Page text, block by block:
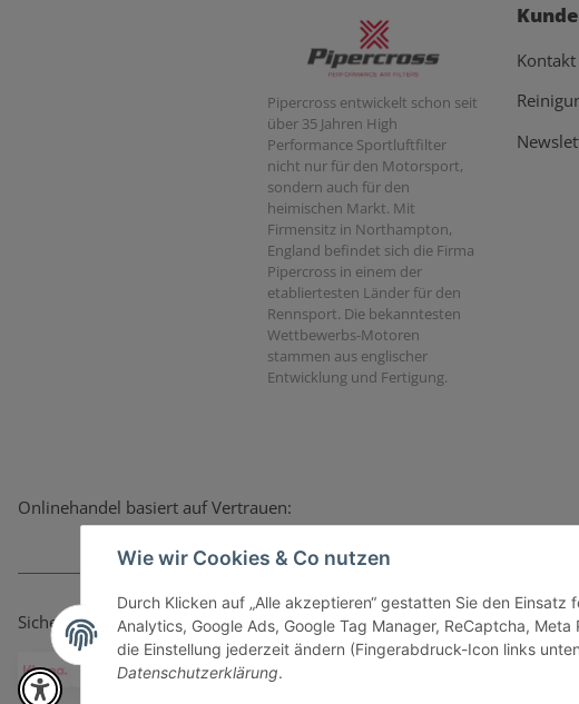
Wie wir Cookies & Co nutzen
Durch Klicken auf „Alle akzeptieren“ gestatten Sie den
Analytics, Google Ads, Google Tag Manager, ReCaptcha,
die Einstellung jederzeit ändern (Fingerabdruck-Icon links
Datenschutzerklärung.
Pipercross entwickelt schon seit
über 35 Jahren High
Performance Sportluftfilter
nicht nur für den Motorsport,
sondern auch für den
heimischen Markt. Mit
Firmensitz in Northampton,
England befindet sich die Firma
Pipercross in einem der
etabliertesten Länder für den
Rennsport. Die bekanntesten
Wettbewerbs-Motoren
stammen aus englischer
Entwicklung und Fertigung.
Onlinehandel basiert auf Vertrauen:
Sicher bezahlen via: